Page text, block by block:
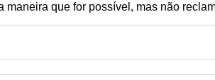
maneira que for possível, mas não